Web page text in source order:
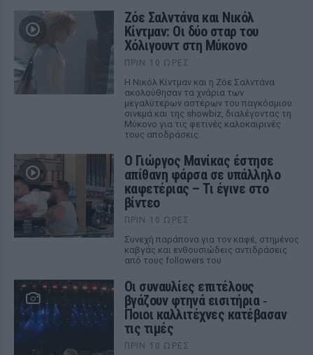
Ζόε Σαλντάνα και Νικόλ
Κίντμαν: Οι δύο σταρ του
Χόλιγουντ στη Μύκονο
ΠΡΙΝ 10 ΏΡΕΣ
Η Νικόλ Κίντμαν και η Ζόε Σαλντάνα
ακολούθησαν τα χνάρια των
μεγαλύτερων αστέρων του παγκόσμιου
σινεμά και της showbiz, διαλέγοντας τη
Μύκονο για τις φετινές καλοκαιρινές
τους αποδράσεις.
Ο Γιώργος Μανίκας έστησε
απίθανη φάρσα σε υπάλληλο
καφετέριας – Τι έγινε στο
βίντεο
ΠΡΙΝ 10 ΏΡΕΣ
Συνεχή παράπονα για τον καφέ, στημένος
καβγάς και ενθουσιώδεις αντιδράσεις
από τους followers του
Οι συναυλίες επιτέλους
βγάζουν φτηνά εισιτήρια ‑
Ποιοι καλλιτέχνες κατέβασαν
τις τιμές
ΠΡΙΝ 10 ΏΡΕΣ